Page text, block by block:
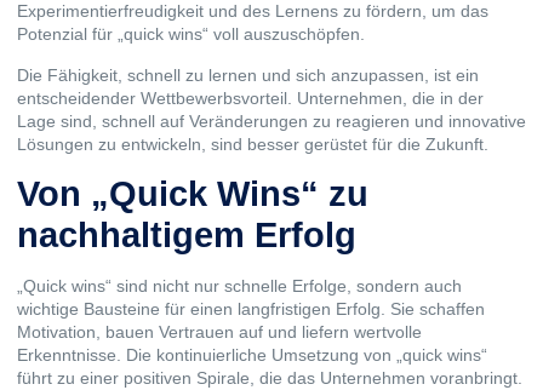
Experimentierfreudigkeit und des Lernens zu fördern, um das
Potenzial für „quick wins“ voll auszuschöpfen.
Die Fähigkeit, schnell zu lernen und sich anzupassen, ist ein
entscheidender Wettbewerbsvorteil. Unternehmen, die in der
Lage sind, schnell auf Veränderungen zu reagieren und innovative
Lösungen zu entwickeln, sind besser gerüstet für die Zukunft.
Von „Quick Wins“ zu
nachhaltigem Erfolg
„Quick wins“ sind nicht nur schnelle Erfolge, sondern auch
wichtige Bausteine für einen langfristigen Erfolg. Sie schaffen
Motivation, bauen Vertrauen auf und liefern wertvolle
Erkenntnisse. Die kontinuierliche Umsetzung von „quick wins“
führt zu einer positiven Spirale, die das Unternehmen voranbringt.